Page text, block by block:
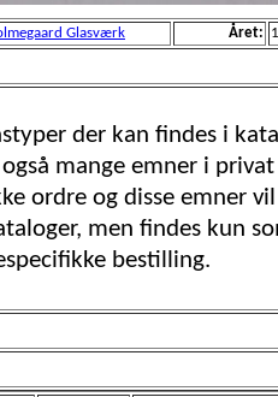
Glasværk Året:
der kan findes i
mange emner i
ordre og disse emner
men findes kun
bestilling.